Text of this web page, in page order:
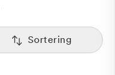
Sortering